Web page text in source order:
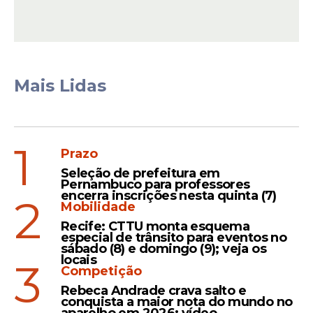
É também na Página do Participante que
será disponibilizado o Cartão de
Confirmação da Inscrição, em data ainda a
ser divulgada.
O cartão informa o número de inscrição; a
Mais Lidas
1
Prazo
Seleção de prefeitura em
Pernambuco para professores
encerra inscrições nesta quinta (7)
2
Mobilidade
Recife: CTTU monta esquema
especial de trânsito para eventos no
sábado (8) e domingo (9); veja os
locais
3
Competição
Rebeca Andrade crava salto e
conquista a maior nota do mundo no